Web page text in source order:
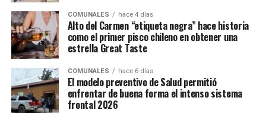
COMUNALES hace 4 días
Alto del Carmen “etiqueta negra” hace historia
como el primer pisco chileno en obtener una
estrella Great Taste
COMUNALES hace 6 días
El modelo preventivo de Salud permitió
enfrentar de buena forma el intenso sistema
frontal 2026